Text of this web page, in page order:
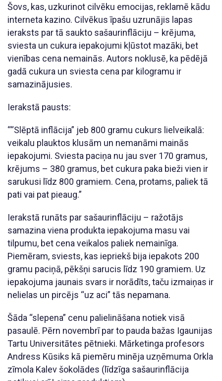
Šovs, kas, uzkurinot cilvēku emocijas, reklamē kādu
interneta kazino. Cilvēkus īpašu uzrunājis lapas
ieraksts par tā saukto sašaurinflāciju – krējuma,
sviesta un cukura iepakojumi kļūstot mazāki, bet
vienības cena nemainās. Autors noklusē, ka pēdējā
gadā cukura un sviesta cena par kilogramu ir
samazinājusies.
Ierakstā pausts:
““Slēptā inflācija” jeb 800 gramu cukurs lielveikalā:
veikalu plauktos klusām un nemanāmi mainās
iepakojumi. Sviesta paciņa nu jau sver 170 gramus,
krējums – 380 gramus, bet cukura paka bieži vien ir
sarukusi līdz 800 gramiem. Cena, protams, paliek tā
pati vai pat pieaug.”
Ierakstā runāts par sašaurinflāciju – ražotājs
samazina viena produkta iepakojuma masu vai
tilpumu, bet cena veikalos paliek nemainīga.
Piemēram, sviests, kas iepriekš bija iepakots 200
gramu paciņā, pēkšņi sarucis līdz 190 gramiem. Uz
iepakojuma jaunais svars ir norādīts, taču izmaiņas ir
nelielas un pircējs “uz aci” tās nepamana.
Šāda “slepena” cenu palielināšana notiek visā
pasaulē. Pērn novembrī par to pauda bažas Igaunijas
Tartu Universitātes pētnieki. Mārketinga profesors
Andress Kūsiks kā piemēru minēja uzņēmuma Orkla
zīmola Kalev šokolādes (līdzīga sašaurinflācija